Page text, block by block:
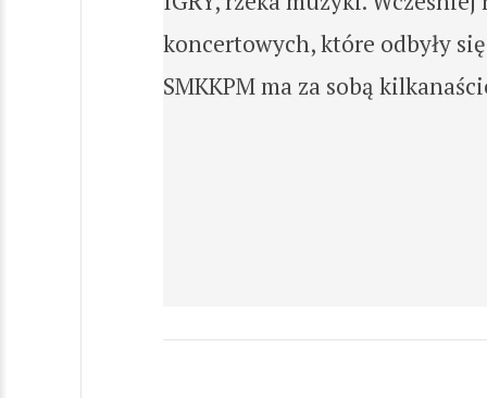
koncertowych, które odbyły
SMKKPM ma za sobą